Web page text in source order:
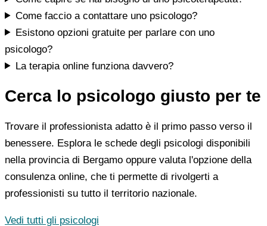
Come faccio a contattare uno psicologo?
Esistono opzioni gratuite per parlare con uno
psicologo?
La terapia online funziona davvero?
Cerca lo psicologo giusto per te
Trovare il professionista adatto è il primo passo verso il
benessere. Esplora le schede degli psicologi disponibili
nella provincia di Bergamo oppure valuta l'opzione della
consulenza online, che ti permette di rivolgerti a
professionisti su tutto il territorio nazionale.
Vedi tutti gli psicologi